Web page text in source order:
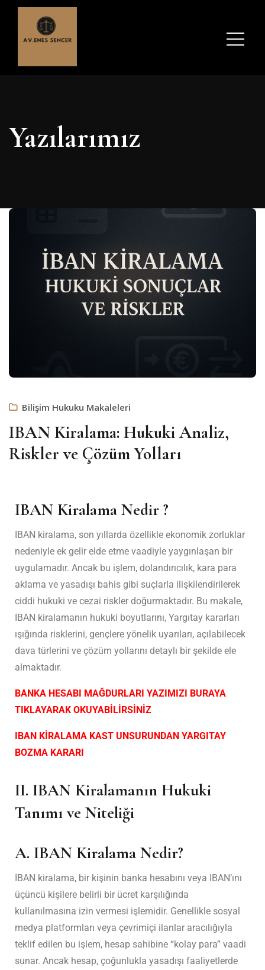
Yazılarımız
Bilişim Hukuku Makaleleri
IBAN Kiralama: Hukuki Analiz,
Riskler ve Çözüm Yolları
IBAN Kiralama Nedir ?
IBAN kiralama, son yıllarda özellikle ekonomik zorluklar
nedeniyle ek gelir elde etme vaadiyle yaygınlaşan bir
uygulamadır. Ancak bu işlem, dolandırıcılık, kara para
aklama ve yasadışı bahis gibi suçlarla ilişkilendirilerek
ciddi hukuki ve cezai riskler doğurmaktadır. Bu makale,
IBAN kiralamanın hukuki boyutlarını, Yargıtay kararları
ışığında risklerini, gençlere yönelik uyarıları, açılabilecek
dava türlerini ve çözüm yollarını detaylı bir şekilde ele
almaktadır.
BANKA HESABI MAĞDURLARI YAZIMIZI BURAYA
TIKLAYARAK OKUYABİLİRSİNİZ
IBAN KİRALAMA KAST UNSURUNDAN YARGITAY
BOZMA KARARI
II. IBAN Kiralamanın Hukuki
Tanımı ve Niteliği
A. IBAN Kiralama Nedir?
IBAN kiralama, bir kişinin banka hesabını veya IBAN’ını
üçüncü kişilere belirli bir ücret karşılığında
kullanılmasına izin vermesi işlemidir. Genellikle sosyal
medya platformları veya çevrimiçi ilanlar aracılığıyla
teklif edilen bu işlem, hesap sahibine “kolay para” vaadi
sunar. Ancak hesap, çoğunlukla yasadışı faaliyetlerde